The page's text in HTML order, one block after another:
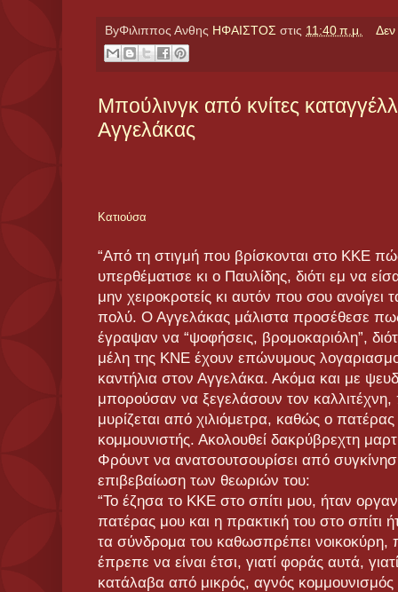
ByΦιλιππος Ανθης ΗΦΑΙΣΤΟΣ στις 11:40 π.μ.
Μπούλινγκ από κνίτες
Αγγελάκας
Κατιούσα
“Από τη στιγμή που βρίσκονται στο ΚΚΕ
υπερθέματισε κι ο Παυλίδης, διότι εμ να
μην χειροκροτείς κι αυτόν που σου ανοίγει
πολύ. Ο Αγγελάκας μάλιστα προσέθεσε
έγραψαν να “ψοφήσεις, βρομοκαριόλη”,
μέλη της ΚΝΕ έχουν επώνυμους
καντήλια στον Αγγελάκα. Ακόμα και με
μπορούσαν να ξεγελάσουν τον καλλιτέχνη,
μυρίζεται από χιλιόμετρα, καθώς ο
κομμουνιστής. Ακολουθεί δακρύβρεχτη
Φρόυντ να ανατσουτσουρίσει από
επιβεβαίωση των θεωριών του:
“Το έζησα το ΚΚΕ στο σπίτι μου, ήταν
πατέρας μου και η πρακτική του στο σπίτι
τα σύνδρομα του καθωσπρέπει νοικοκύρη,
έπρεπε να είναι έτσι, γιατί φοράς αυτά,
κατάλαβα από μικρός, αγνός κομμουνισμός